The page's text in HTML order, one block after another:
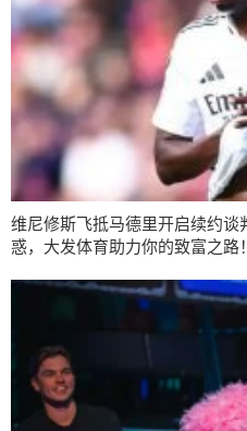
维尼修斯飞抵马德里开启续约谈
惑，大发体育助力你的致富之路！